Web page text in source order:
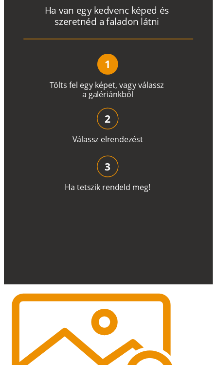
Tölts fel egy képet, vagyválassz
a galériánkból
Ha van egy kedvenc képed és
szeretnéd a faladon látni
1
Válassz elrendezést
2
Ha tetszik rendeld meg!
3